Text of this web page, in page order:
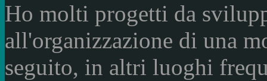
Ho molti progetti da
all'organizzazione di una
seguito, in altri luoghi